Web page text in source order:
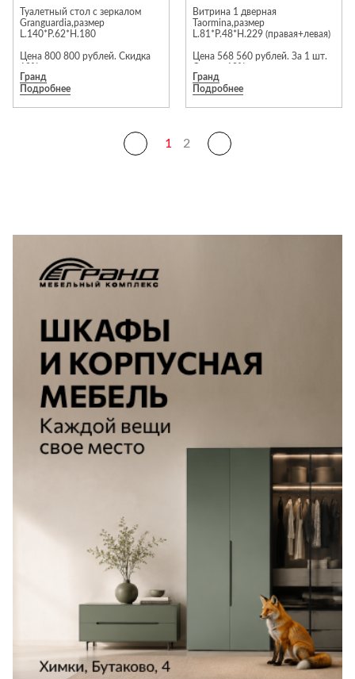
Туалетный стол с зеркалом
Granguardia,размер
L.140*P.62*H.180
Цена 800 800 рублей. Скидка
Подробности уточняйте у
Гранд
Подробнее
Витрина 1 дверная
Taormina,размер
L.81*P.48*H.229 (правая+левая)
Цена 568 560 рублей. За 1 шт.
Цена 457 680 рублей. Скидка
10%.
менеджеров салона
Гранд
Подробнее
1 2